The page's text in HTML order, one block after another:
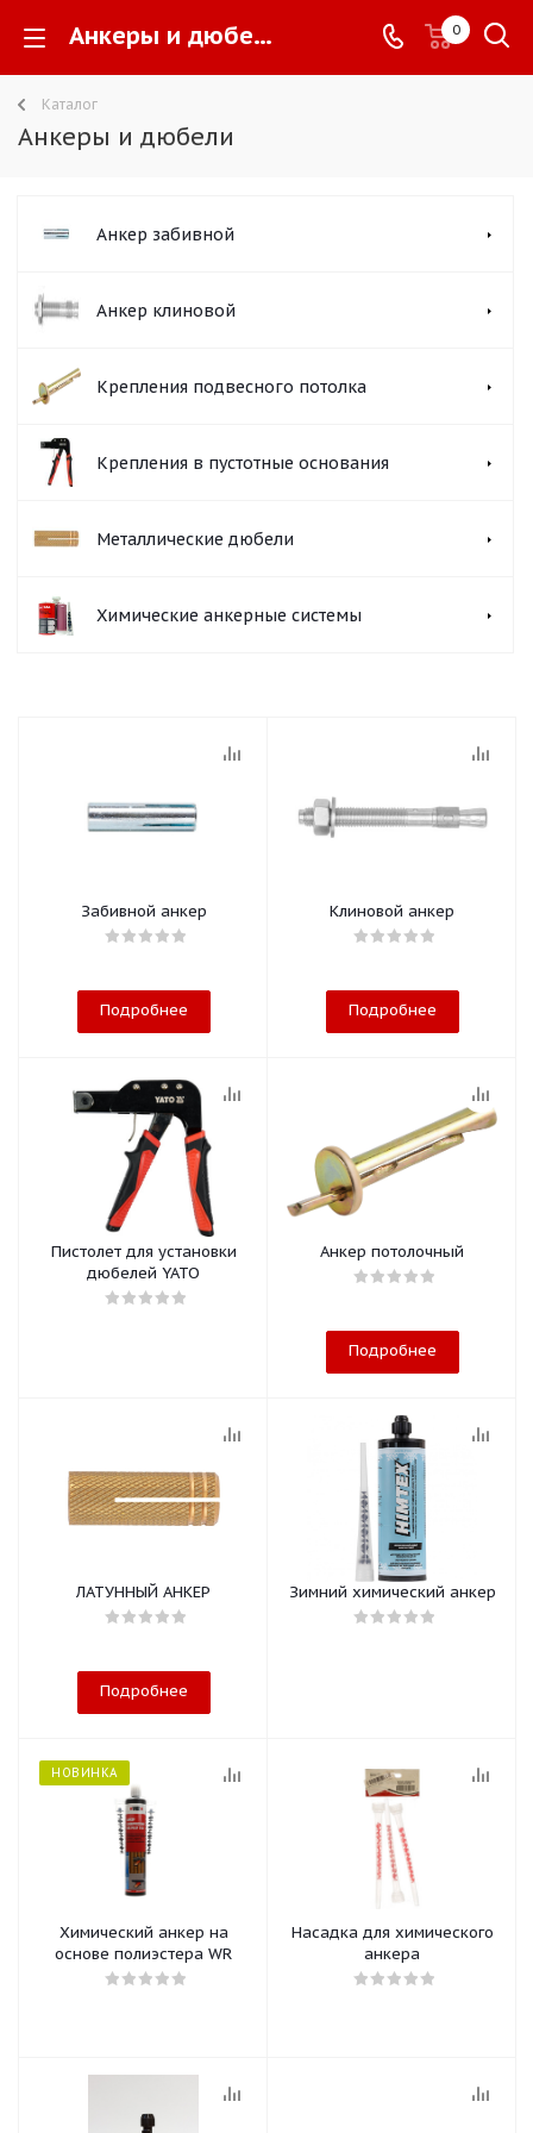
Анкеры и дюбели - 0
Каталог
Анкеры и дюбели
Анкер забивной
Анкер клиновой
Крепления подвесного потолка
Крепления в пустотные основания
Металлические дюбели
Химические анкерные системы
Забивной анкер
Подробнее
Клиновой анкер
Подробнее
Пистолет для установки
дюбелей YATO
Анкер потолочный
Подробнее
ЛАТУННЫЙ АНКЕР
Подробнее
Зимний химический анкер
НОВИНКА
Химический анкер на
основе полиэстера WR
Насадка для химического
анкера